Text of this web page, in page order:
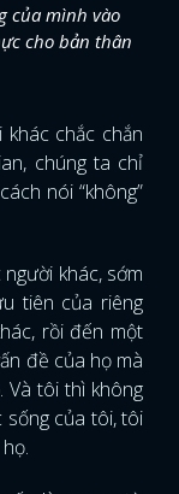
của mình vào
cho bản thân
chắc chắn
chúng ta chỉ
nói “không”
khác, sớm
tiên của riêng
rồi đến một
đề của họ mà
Và tôi thì không
của tôi, tôi